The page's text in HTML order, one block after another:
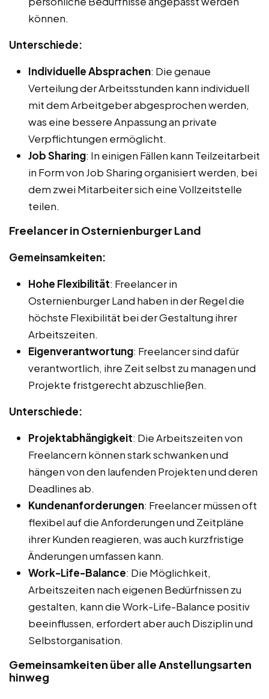
können.
Unterschiede:
Individuelle Absprachen: Die genaue
Verteilung der Arbeitsstunden kann individuell
mit dem Arbeitgeber abgesprochen werden,
was eine bessere Anpassung an private
Verpflichtungen ermöglicht.
Job Sharing: In einigen Fällen kann Teilzeitarbeit
in Form von Job Sharing organisiert werden, bei
dem zwei Mitarbeiter sich eine Vollzeitstelle
teilen.
Freelancer in Osternienburger Land
Gemeinsamkeiten:
Hohe Flexibilität: Freelancer in
Osternienburger Land haben in der Regel die
höchste Flexibilität bei der Gestaltung ihrer
Arbeitszeiten.
Eigenverantwortung: Freelancer sind dafür
verantwortlich, ihre Zeit selbst zu managen und
Projekte fristgerecht abzuschließen.
Unterschiede:
Projektabhängigkeit: Die Arbeitszeiten von
Freelancern können stark schwanken und
hängen von den laufenden Projekten und deren
Deadlines ab.
Kundenanforderungen: Freelancer müssen oft
flexibel auf die Anforderungen und Zeitpläne
ihrer Kunden reagieren, was auch kurzfristige
Änderungen umfassen kann.
Work-Life-Balance: Die Möglichkeit,
Arbeitszeiten nach eigenen Bedürfnissen zu
gestalten, kann die Work-Life-Balance positiv
beeinflussen, erfordert aber auch Disziplin und
Selbstorganisation.
Gemeinsamkeiten über alle Anstellungsarten
hinweg